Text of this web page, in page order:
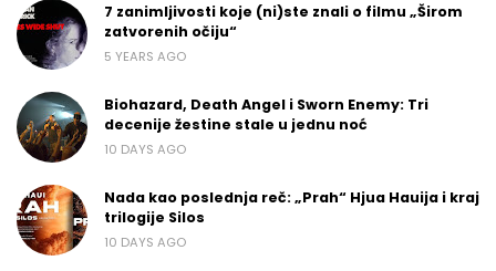
7 zanimljivosti koje (ni)ste znali o filmu „Širom
zatvorenih očiju“
5 YEARS AGO
Biohazard, Death Angel i Sworn Enemy: Tri
decenije žestine stale u jednu noć
10 DAYS AGO
Nada kao poslednja reč: „Prah“ Hjua Hauija i kraj
trilogije Silos
10 DAYS AGO